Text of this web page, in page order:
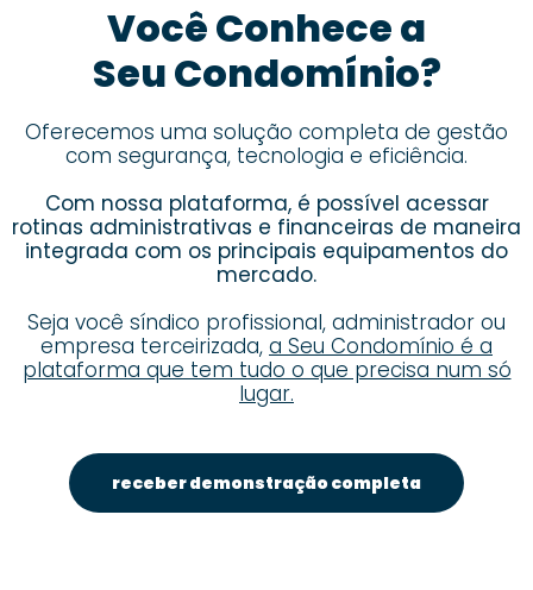
Você Conhece a
Seu Condomínio?
Oferecemos uma solução completa de gestão
com segurança, tecnologia e eficiência.
Com nossa plataforma, é possível acessar
rotinas administrativas e financeiras de maneira
integrada com os principais equipamentos do
mercado.
Seja você síndico profissional, administrador ou
empresa terceirizada, a Seu Condomínio é a
plataforma que tem tudo o que precisa num só
lugar.
receber demonstração completa